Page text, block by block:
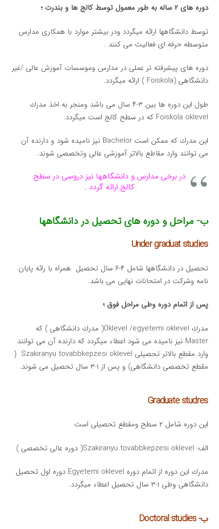
دوره های ۲ ساله به طور معمول توسط كالج ها و بندرت ؛
توسط دانشگاهها ارائه میگردد ودر بیشتر موارد با همكاری مدارس
متوسطه حرفه ای فعالیت می كنند .
دوره های پیشرفته تر عملی در مدارس وموسسات آموزش عالی /غیر
دانشگاهی (Foiskola ) ارائه میگردد.
طول این دوره ها بین ۳-۴ سال می باشد ومنجر به اخذ مدرك
Foiskola oklevel كه در سطح كالج است میگردد.
این مدرك كه ممكن است Bachelor نیز نامیده شود و دارنده آن
می توانند وارد مقاطع بالاتر آموزشی عالی وتخصصی شوند.
در برخی مدارس و دانشگاهها نیز دروسی در سطح
كالج ارائه گردد .
ب- مراحل و دوره های تحصیل در دانشگاهها
Under graduat studies
تحصیل در دانشگاهها شامل ۴-۶ سال تحصیل همراه با رائه پایان
نامه وشركت در امتحانات نهایی می باشد.
پس از اتمام دوره وطی مراحل فوق ؛
مدرك Oklevel /egyetemi oklevel( مدرك دانشگاهی ) كه
Master نیز نامیده می شود اعطاء میگردد كه دارنده آن می توانند
وارد مقطع بالاتر تحصیلی Szakiranyu tovabbkepzesi oklevel (
مقطع تخصصی دانشگاهی) و پس از ۱-۳ سال تحصیل می شوند.
Graduate studres
این دوره شامل ۲ سطح ومقطع تحصیلی است
الف- Szakiranyu tovabbkepzesi oklevel( دوره عالی تخصصی )
مدرك این دوره از اتمام دوره Egyetemi oklevel دوره اول تحصیل
دانشگاهی وطی ۱-۳ سال تحصیل اعطاء میگردد.
ب- Doctoral studies